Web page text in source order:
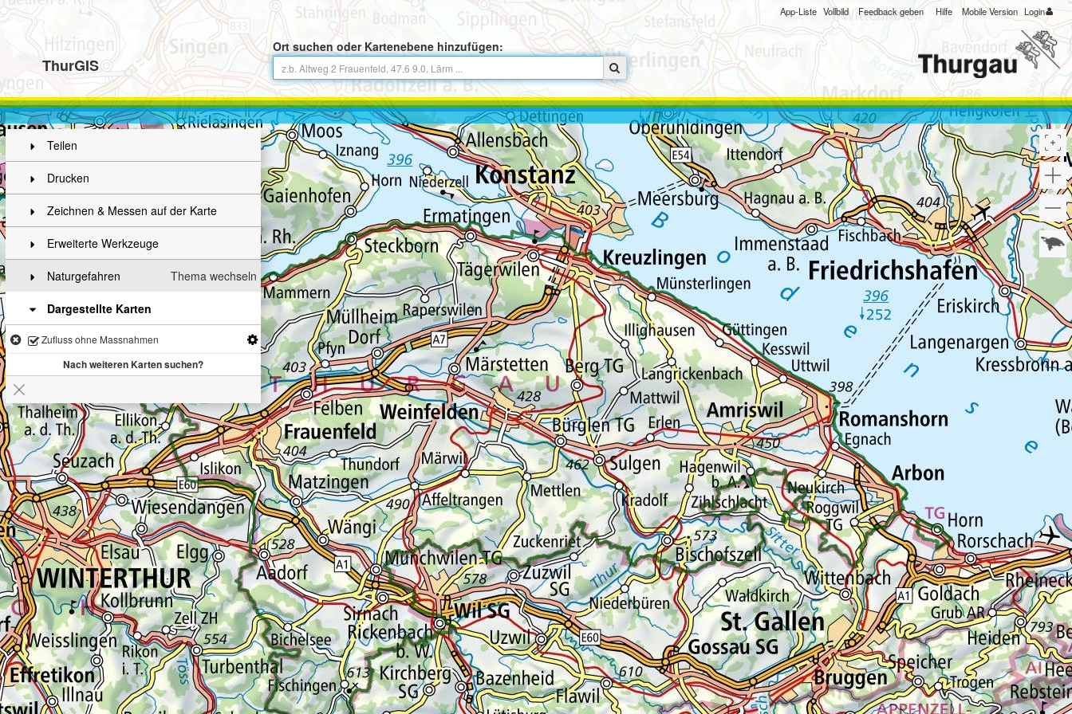
ThurGIS
Ort suchen oder Kartenebene hinzufügen:
App-Liste Vollbild Feedback geben Hilfe Mobile Version Login
Teilen
Drucken
Zeichnen & Messen auf der Karte
Erweiterte Werkzeuge
Thema wechseln
Naturgefahren
Dargestellte Karten
Zufluss ohne Massnahmen
Nach weiteren Karten suchen?